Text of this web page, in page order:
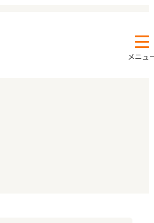
メニュ